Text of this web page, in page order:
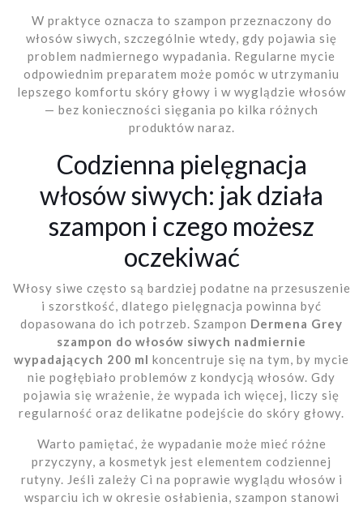
W praktyce oznacza to szampon przeznaczony do
włosów siwych, szczególnie wtedy, gdy pojawia się
problem nadmiernego wypadania. Regularne mycie
odpowiednim preparatem może pomóc w utrzymaniu
lepszego komfortu skóry głowy i w wyglądzie włosów
— bez konieczności sięgania po kilka różnych
produktów naraz.
Codzienna pielęgnacja
włosów siwych: jak działa
szampon i czego możesz
oczekiwać
Włosy siwe często są bardziej podatne na przesuszenie
i szorstkość, dlatego pielęgnacja powinna być
dopasowana do ich potrzeb. Szampon Dermena Grey
szampon do włosów siwych nadmiernie
wypadających 200 ml koncentruje się na tym, by mycie
nie pogłębiało problemów z kondycją włosów. Gdy
pojawia się wrażenie, że wypada ich więcej, liczy się
regularność oraz delikatne podejście do skóry głowy.
Warto pamiętać, że wypadanie może mieć różne
przyczyny, a kosmetyk jest elementem codziennej
rutyny. Jeśli zależy Ci na poprawie wyglądu włosów i
wsparciu ich w okresie osłabienia, szampon stanowi